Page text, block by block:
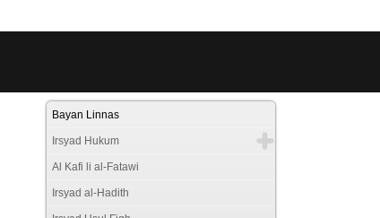
Bayan Linnas
Irsyad Hukum
Al Kafi li al-Fatawi
Irsyad al-Hadith